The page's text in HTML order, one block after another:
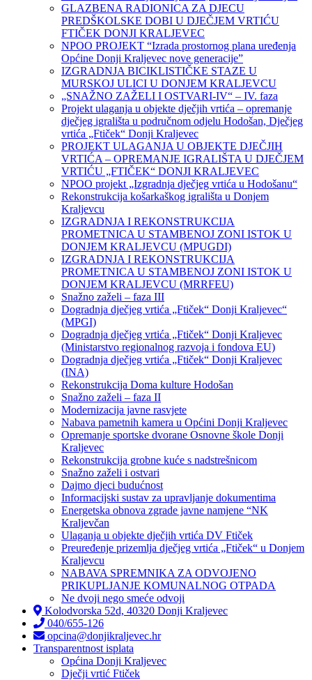
GLAZBENA RADIONICA ZA DJECU
PREDŠKOLSKE DOBI U DJEČJEM VRTIĆU
FTIČEK DONJI KRALJEVEC
NPOO PROJEKT “Izrada prostornog plana uređenja
Općine Donji Kraljevec nove generacije”
IZGRADNJA BICIKLISTIČKE STAZE U
MURSKOJ ULICI U DONJEM KRALJEVCU
„SNAŽNO ZAŽELI I OSTVARI-IV“ – IV. faza
Projekt ulaganja u objekte dječjih vrtića – opremanje
dječjeg igrališta u područnom odjelu Hodošan, Dječjeg
vrtića „Ftiček“ Donji Kraljevec
PROJEKT ULAGANJA U OBJEKTE DJEČJIH
VRTIĆA – OPREMANJE IGRALIŠTA U DJEČJEM
VRTIĆU „FTIČEK“ DONJI KRALJEVEC
NPOO projekt „Izgradnja dječjeg vrtića u Hodošanu“
Rekonstrukcija košarkaškog igrališta u Donjem
Kraljevcu
IZGRADNJA I REKONSTRUKCIJA
PROMETNICA U STAMBENOJ ZONI ISTOK U
DONJEM KRALJEVCU (MPUGDI)
IZGRADNJA I REKONSTRUKCIJA
PROMETNICA U STAMBENOJ ZONI ISTOK U
DONJEM KRALJEVCU (MRRFEU)
Snažno zaželi – faza III
Dogradnja dječjeg vrtića „Ftiček“ Donji Kraljevec“
(MPGI)
Dogradnja dječjeg vrtića „Ftiček“ Donji Kraljevec
(Ministarstvo regionalnog razvoja i fondova EU)
Dogradnja dječjeg vrtića „Ftiček“ Donji Kraljevec
(INA)
Rekonstrukcija Doma kulture Hodošan
Snažno zaželi – faza II
Modernizacija javne rasvjete
Nabava pametnih kamera u Općini Donji Kraljevec
Opremanje sportske dvorane Osnovne škole Donji
Kraljevec
Rekonstrukcija grobne kuće s nadstrešnicom
Snažno zaželi i ostvari
Dajmo djeci budućnost
Informacijski sustav za upravljanje dokumentima
Energetska obnova zgrade javne namjene “NK
Kraljevčan
Ulaganja u objekte dječjih vrtića DV Ftiček
Preuređenje prizemlja dječjeg vrtića „Ftiček“ u Donjem
Kraljevcu
NABAVA SPREMNIKA ZA ODVOJENO
PRIKUPLJANJE KOMUNALNOG OTPADA
Ne dvoji nego smeće odvoji
Kolodvorska 52d, 40320 Donji Kraljevec
040/655-126
opcina@donjikraljevec.hr
Transparentnost isplata
Općina Donji Kraljevec
Dječji vrtić Ftiček